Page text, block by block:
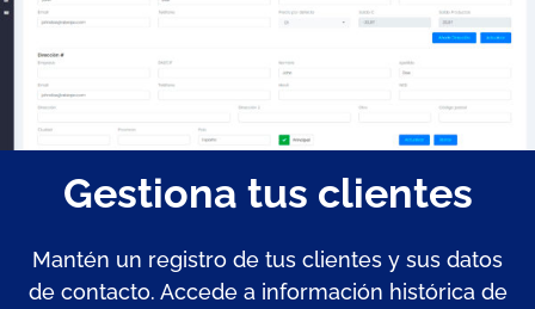
Gestiona tus clientes
Mantén un registro de tus clientes y sus datos
de contacto. Accede a información histórica de